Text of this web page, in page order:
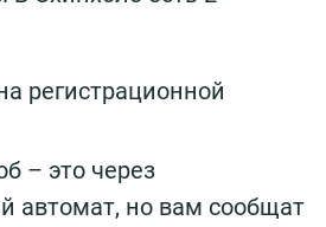
регистрационной
– это через
автомат, но вам сообщат